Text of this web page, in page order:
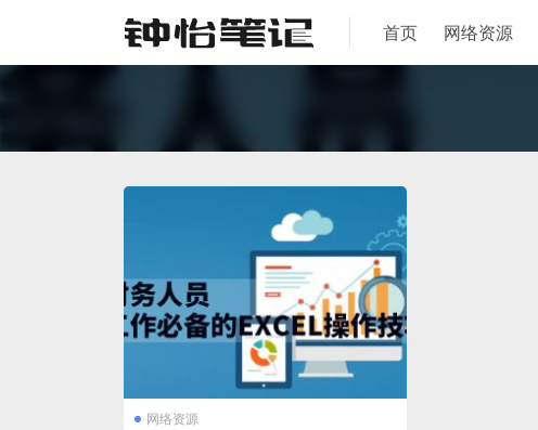
首页 网络资源
网络资源